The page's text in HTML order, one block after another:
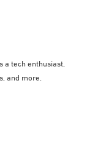
a tech enthusiast,
and more.